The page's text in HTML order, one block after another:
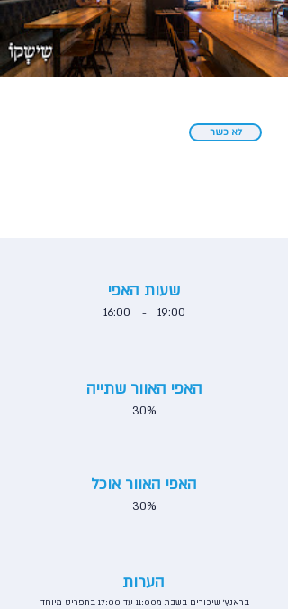
לא כשר
שעות האפי
16:00 - 19:00
האפי האוור שתייה
30%
האפי האוור אוכל
30%
הערות
בראנץ׳ שיכורים בשבת מ11:00 עד 17:00 בתפריט מיוחד